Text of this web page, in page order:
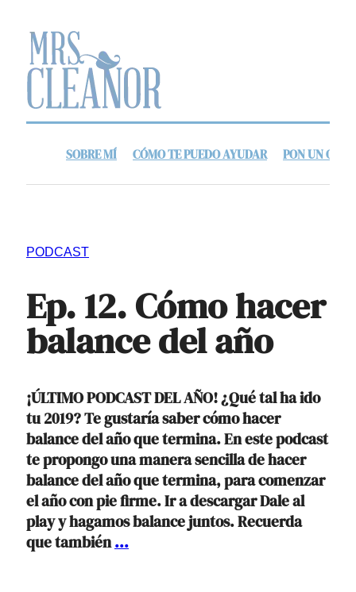
SOBRE MÍ CÓMO TE PUEDO AYUDAR PON UN
PODCAST
Ep. 12. Cómo hacer
balance del año
¡ÚLTIMO PODCAST DEL AÑO! ¿Qué tal ha ido
tu 2019? Te gustaría saber cómo hacer
balance del año que termina. En este podcast
te propongo una manera sencilla de hacer
balance del año que termina, para comenzar
el año con pie firme. Ir a descargar Dale al
play y hagamos balance juntos. Recuerda
que también...Ep.